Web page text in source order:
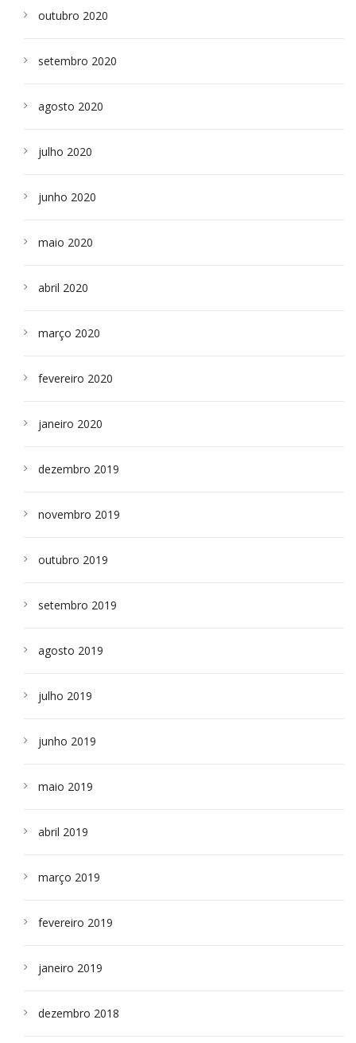
outubro 2020
setembro 2020
agosto 2020
julho 2020
junho 2020
maio 2020
abril 2020
março 2020
fevereiro 2020
janeiro 2020
dezembro 2019
novembro 2019
outubro 2019
setembro 2019
agosto 2019
julho 2019
junho 2019
maio 2019
abril 2019
março 2019
fevereiro 2019
janeiro 2019
dezembro 2018